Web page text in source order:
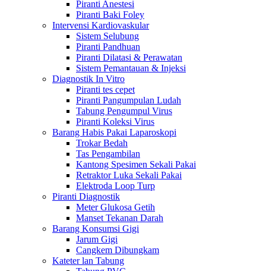
Piranti Anestesi
Piranti Baki Foley
Intervensi Kardiovaskular
Sistem Selubung
Piranti Pandhuan
Piranti Dilatasi & Perawatan
Sistem Pemantauan & Injeksi
Diagnostik In Vitro
Piranti tes cepet
Piranti Pangumpulan Ludah
Tabung Pengumpul Virus
Piranti Koleksi Virus
Barang Habis Pakai Laparoskopi
Trokar Bedah
Tas Pengambilan
Kantong Spesimen Sekali Pakai
Retraktor Luka Sekali Pakai
Elektroda Loop Turp
Piranti Diagnostik
Meter Glukosa Getih
Manset Tekanan Darah
Barang Konsumsi Gigi
Jarum Gigi
Cangkem Dibungkam
Kateter lan Tabung